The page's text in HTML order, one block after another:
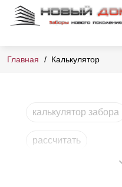
Главная Калькулятор
калькулятор забора
рассчитать